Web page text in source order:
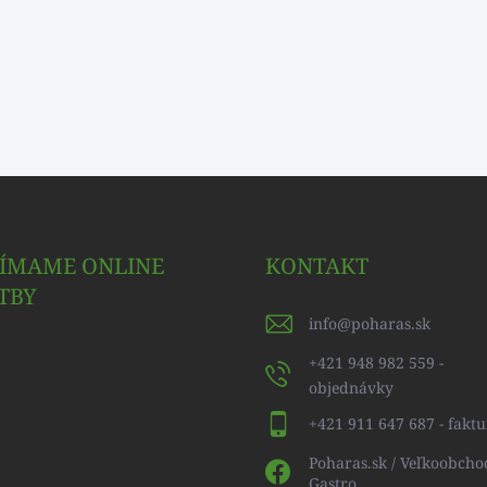
ONLINE
KONTAKT
info@poharas.sk
+421 948 982 559 -
objednávky
+421 911 647 687 -
Poharas.sk /